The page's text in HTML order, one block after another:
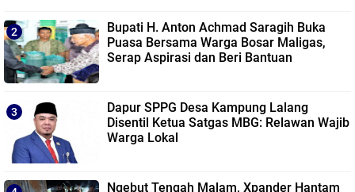
Bupati H. Anton Achmad Saragih Buka
Puasa Bersama Warga Bosar Maligas,
Serap Aspirasi dan Beri Bantuan
Dapur SPPG Desa Kampung Lalang
Disentil Ketua Satgas MBG: Relawan Wajib
Warga Lokal
Ngebut Tengah Malam, Xpander Hantam